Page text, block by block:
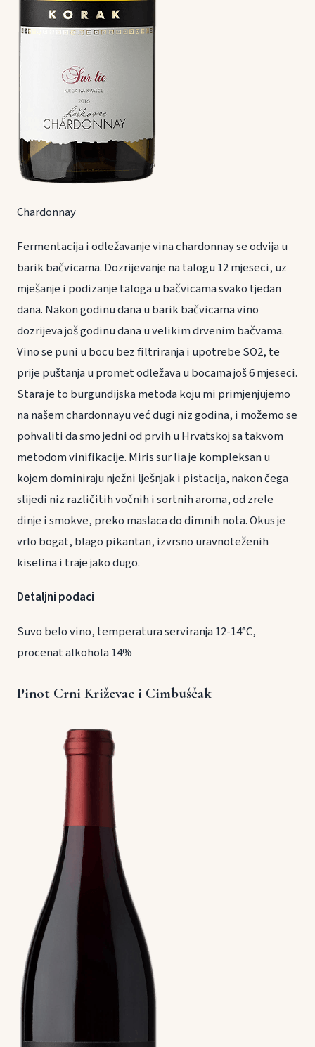
Chardonnay
Fermentacija i odležavanje vina chardonnay se odvija u
barik bačvicama. Dozrijevanje na talogu 12 mjeseci, uz
mješanje i podizanje taloga u bačvicama svako tjedan
dana. Nakon godinu dana u barik bačvicama vino
dozrijeva još godinu dana u velikim drvenim bačvama.
Vino se puni u bocu bez filtriranja i upotrebe SO2, te
prije puštanja u promet odležava u bocama još 6 mjeseci.
Stara je to burgundijska metoda koju mi primjenjujemo
na našem chardonnayu već dugi niz godina, i možemo se
pohvaliti da smo jedni od prvih u Hrvatskoj sa takvom
metodom vinifikacije. Miris sur lia je kompleksan u
kojem dominiraju nježni lješnjak i pistacija, nakon čega
slijedi niz različitih vočnih i sortnih aroma, od zrele
dinje i smokve, preko maslaca do dimnih nota. Okus je
vrlo bogat, blago pikantan, izvrsno uravnoteženih
kiselina i traje jako dugo.
Detaljni podaci
Suvo belo vino, temperatura serviranja 12-14°C,
procenat alkohola 14%
Pinot Crni Križevac i Cimbuščak